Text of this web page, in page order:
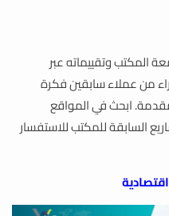
المكتب وتقييماته عبر
من عملاء سابقين فكرة
ابحث في المواقع
السابقة للمكتب للاستفسار